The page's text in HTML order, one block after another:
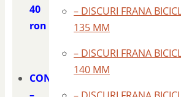
40
ron
CONTACT
– DISCURI FRANA
135 MM
– DISCURI FRANA
140 MM